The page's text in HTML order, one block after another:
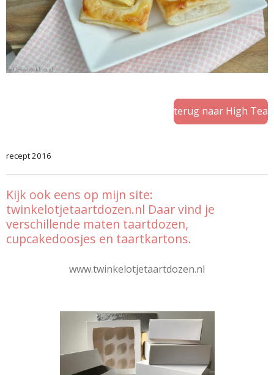
terug naar High Tea
recept 2016
Kijk ook eens op mijn site:
twinkelotjetaartdozen.nl Daar vind je
verschillende maten taartdozen,
cupcakedoosjes en taartkartons.
www.twinkelotjetaartdozen.nl